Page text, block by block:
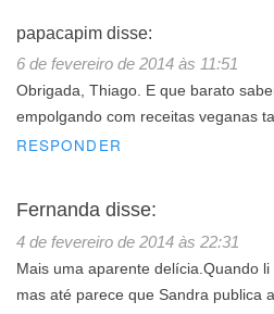
papacapim disse:
6 de fevereiro de 2014 às 11:51
Obrigada, Thiago. E que barato
empolgando com receitas veganas
RESPONDER
Fernanda disse:
4 de fevereiro de 2014 às 22:31
Mais uma aparente delícia.Quando
mas até parece que Sandra publica